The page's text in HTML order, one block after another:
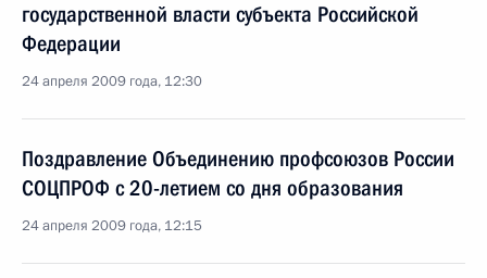
государственной власти субъекта Российской
Федерации
24 апреля 2009 года, 12:30
Поздравление Объединению профсоюзов России
СОЦПРОФ с 20-летием со дня образования
24 апреля 2009 года, 12:15